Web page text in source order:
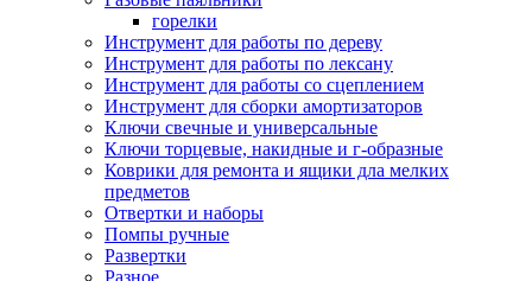
горелки
Инструмент для работы по дереву
Инструмент для работы по лексану
Инструмент для работы со сцеплением
Инструмент для сборки амортизаторов
Ключи свечные и универсальные
Ключи торцевые, накидные и г-образные
Коврики для ремонта и ящики дла мелких
предметов
Отвертки и наборы
Помпы ручные
Развертки
Разное